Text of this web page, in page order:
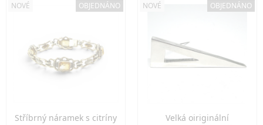
NOVÉ OBJEDNÁNO
Stříbrný náramek s citríny
NOVÉ OBJEDNÁNO
Velká oiriginální